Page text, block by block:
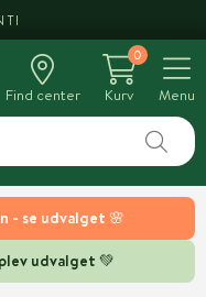
- se udvalget 🌸
udvalget 💚
Find center
0
Kurv
Menu